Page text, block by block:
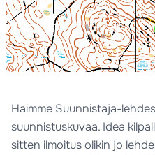
Haimme Suunnistaja-
suunnistuskuvaa. Idea
sitten ilmoitus olikin jo